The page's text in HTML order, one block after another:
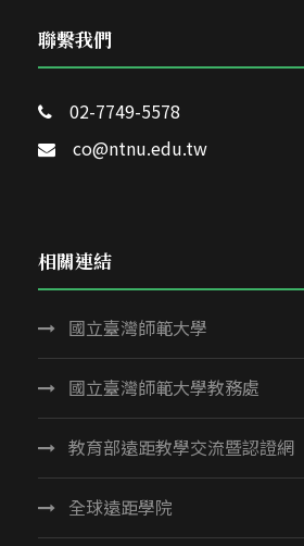
聯繫我們
02-7749-5578
co@ntnu.edu.tw
相關連結
國立臺灣師範大學
國立臺灣師範大學教務處
教育部遠距教學交流暨認證網
全球遠距學院